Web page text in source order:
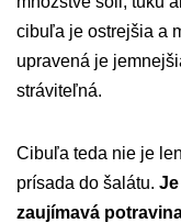
cibuľa je ostrejšia a
upravená je
stráviteľná.
Cibuľa teda nie je
prísada do šalátu.
zaujímavá